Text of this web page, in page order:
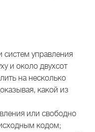
систем управления
и около двухсот
на несколько
какой из
или свободно
кодом;